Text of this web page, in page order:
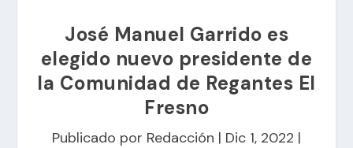
José Manuel Garrido es
elegido nuevo presidente de
la Comunidad de Regantes El
Fresno
Publicado por Redacción | Dic 1, 2022 |